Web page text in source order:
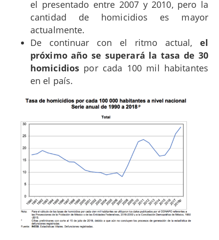
el presentado entre 2007 y 2010, pero la
cantidad de homicidios es mayor
actualmente.
De continuar con el ritmo actual, el
próximo año se superará la tasa de 30
homicidios por cada 100 mil habitantes
en el país.